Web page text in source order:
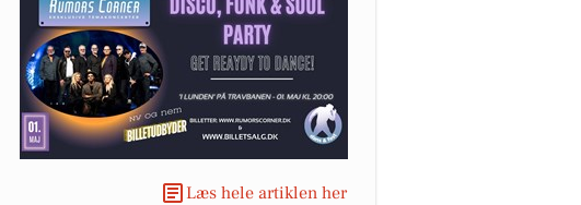
Læs hele artiklen her